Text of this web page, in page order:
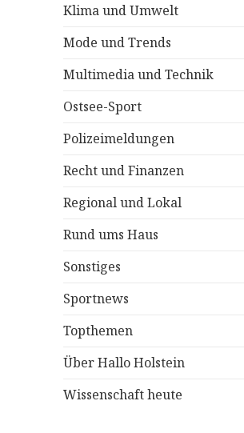
Klima und Umwelt
Mode und Trends
Multimedia und Technik
Ostsee-Sport
Polizeimeldungen
Recht und Finanzen
Regional und Lokal
Rund ums Haus
Sonstiges
Sportnews
Topthemen
Über Hallo Holstein
Wissenschaft heute